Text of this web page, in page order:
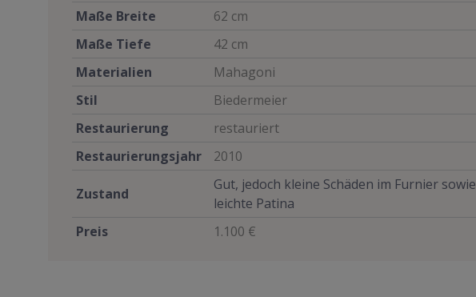
Maße Breite
62 cm
Maße Tiefe
42 cm
Materialien
Mahagoni
Stil
Biedermeier
Restaurierung
restauriert
Restaurierungsjahr
2010
Zustand
Gut, jedoch kleine Schäden im Furnier sowie
leichte Patina
Preis
1.100 €